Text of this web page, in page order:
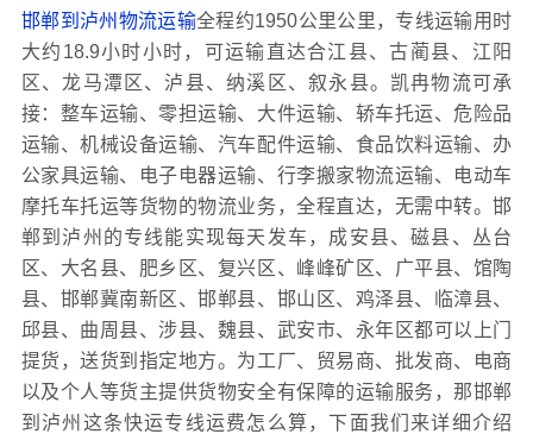
邯郸到泸州物流运输全程约1950公里公里，专线运输用时
大约18.9小时小时，可运输直达合江县、古蔺县、江阳
区、龙马潭区、泸县、纳溪区、叙永县。凯冉物流可承
接：整车运输、零担运输、大件运输、轿车托运、危险品
运输、机械设备运输、汽车配件运输、食品饮料运输、办
公家具运输、电子电器运输、行李搬家物流运输、电动车
摩托车托运等货物的物流业务，全程直达，无需中转。邯
郸到泸州的专线能实现每天发车，成安县、磁县、丛台
区、大名县、肥乡区、复兴区、峰峰矿区、广平县、馆陶
县、邯郸冀南新区、邯郸县、邯山区、鸡泽县、临漳县、
邱县、曲周县、涉县、魏县、武安市、永年区都可以上门
提货，送货到指定地方。为工厂、贸易商、批发商、电商
以及个人等货主提供货物安全有保障的运输服务，那邯郸
到泸州这条快运专线运费怎么算，下面我们来详细介绍